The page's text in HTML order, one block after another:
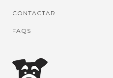
CONTACTAR
FAQS